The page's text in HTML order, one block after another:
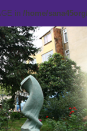
in /home/